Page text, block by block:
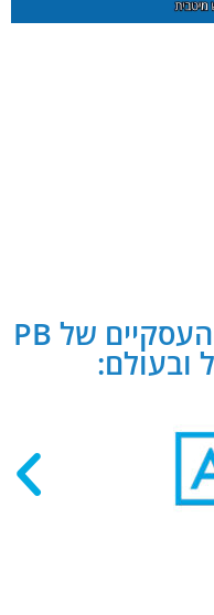
מקצת מ-300 שותפנו העסקיים של PB